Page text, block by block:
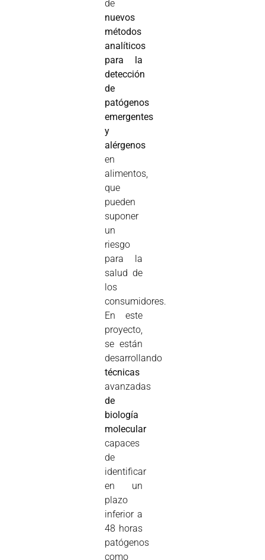
de
nuevos
métodos
analíticos
para la
detección
de
patógenos
emergentes
y
alérgenos
en
alimentos,
que
pueden
suponer
un
riesgo
para la
salud de
los
consumidores.
En este
proyecto,
se están
desarrollando
técnicas
avanzadas
de
biología
molecular
capaces
de
identificar
en un
plazo
inferior a
48 horas
patógenos
como